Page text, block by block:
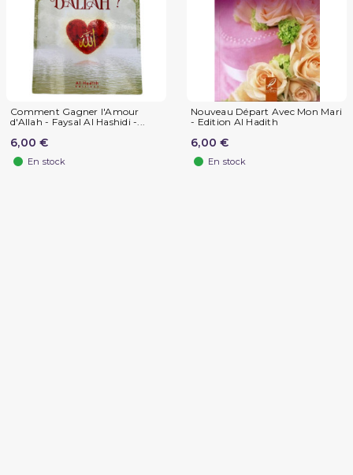
Comment Gagner l'Amour
d'Allah - Faysal Al Hashidi -...
6,00 €
En stock
Nouveau Départ Avec Mon Mari
- Edition Al Hadith
6,00 €
En stock